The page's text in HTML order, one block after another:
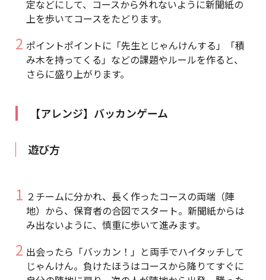
定などにして、コースから外れないように新聞紙の
上を歩いてコースをたどります。
ポイントポイントに「先生とじゃんけんする」「積
み木を持ってくる」などの課題やルールを作ると、
さらに盛り上がります。
【アレンジ】バッカンゲーム
遊び方
２チームに分かれ、長く作ったコースの両端（陣
地）から、保育者の合図でスタート。新聞紙からは
み出ないように、慎重に歩いて進みます。
出会ったら「バッカン！」と両手でハイタッチして
じゃんけん。負けたほうはコースから降りてすぐに